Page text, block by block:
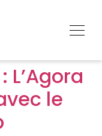
L’Agora
le